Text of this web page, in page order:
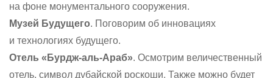
на фоне монументального сооружения.
Музей Будущего. Поговорим об инновациях
и технологиях будущего.
Отель «Бурдж-аль-Араб». Осмотрим величественный
отель, символ дубайской роскоши. Также можно будет